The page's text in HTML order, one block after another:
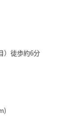
）徒歩約6分